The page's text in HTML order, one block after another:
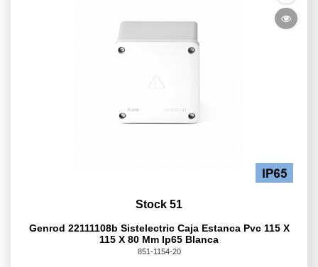
Stock 51
Genrod 22111108b Sistelectric Caja Estanca Pvc 115 X
115 X 80 Mm Ip65 Blanca
851-1154-20